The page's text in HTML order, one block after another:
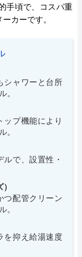
手頃で、コスパ重
カーです。
シャワーと台所
。
ップ機能により
。
で、設置性・
つ配管クリーン
。
を抑え給湯速度